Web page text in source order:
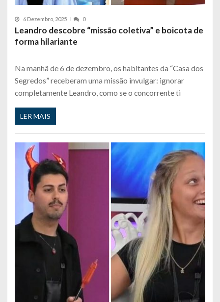
6 Dezembro, 2025 0
Leandro descobre “missão coletiva” e boicota de
forma hilariante
Na manhã de 6 de dezembro, os habitantes da “Casa dos
Segredos” receberam uma missão invulgar: ignorar
completamente Leandro, como se o concorrente ti
LER MAIS